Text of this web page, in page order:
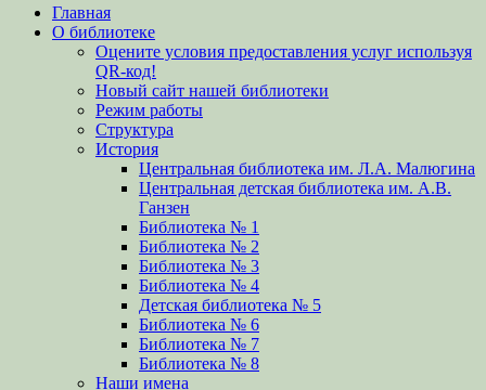
Перейти
содержимому
Главная
О библиотеке
Оцените условия предоставления услуг используя
QR-код!
Новый сайт нашей библиотеки
Режим работы
Структура
История
Центральная библиотека им. Л.А. Малюгина
Центральная детская библиотека им. А.В.
Ганзен
Библиотека № 1
Библиотека № 2
Библиотека № 3
Библиотека № 4
Детская библиотека № 5
Библиотека № 6
Библиотека № 7
Библиотека № 8
Наши имена